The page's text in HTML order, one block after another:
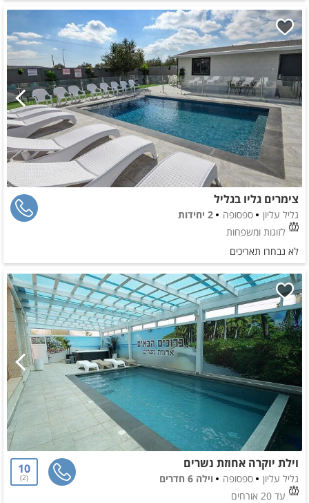
צימרים גליו בגליל
גליל עליון ספסופה
2 יחידות
לזוגות ומשפחות
לא נבחרו תאריכים
וילת יוקרה אחוזת נשרים
גליל עליון ספסופה
וילה 6 חדרים
עד 20 אורחים
10
2